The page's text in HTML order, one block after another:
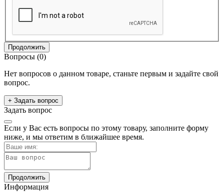
Продолжить
Вопросы (0)
Нет вопросов о данном товаре, станьте первым и задайте свой
вопрос.
+ Задать вопрос
Задать вопрос
Если у Вас есть вопросы по этому товару, заполните форму
ниже, и мы ответим в ближайшее время.
Продолжить
Информация